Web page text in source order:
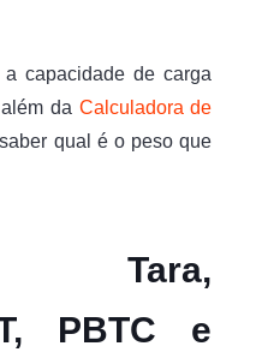
a capacidade de carga
da Calculadora de
qual é o peso que
Tara,
PBTC e